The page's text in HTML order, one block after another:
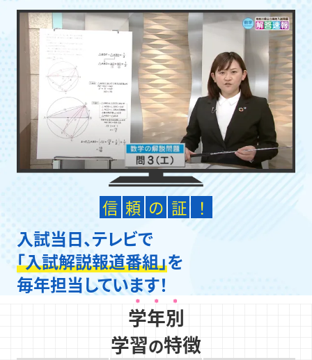
信 頼 の 証 ！
入試当日、テレビで
「入試解説報道番組」を
毎年担当しています！
学年別
学習の特徴